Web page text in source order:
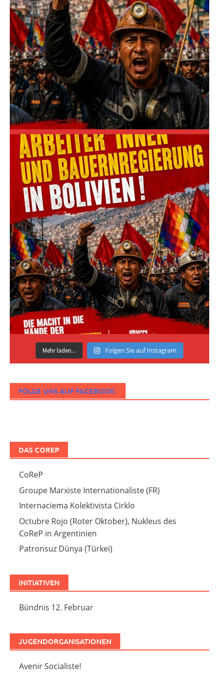
Mehr laden... Folgen Sie auf Instagram
FOLGE UNS AUF FACEBOOK:
DAS COREP
CoReP
Groupe Marxiste Internationaliste (FR)
Internaciema Kolektivista Cirklo
Octubre Rojo (Roter Oktober), Nukleus des
CoReP in Argentinien
Patronsuz Dünya (Türkei)
INITIATIVEN
Bündnis 12. Februar
JUGENDORGANISATIONEN
Avenir Socialiste!